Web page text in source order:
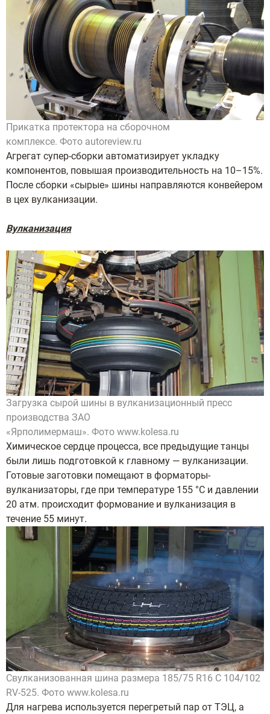
Прикатка протектора на сборочном
комплексе. Фото autoreview.ru
Агрегат супер-сборки автоматизирует укладку
компонентов, повышая производительность на 10–15%.
После сборки «сырые» шины направляются конвейером
в цех вулканизации.
Вулканизация
Загрузка сырой шины в вулканизационный пресс
производства ЗАО
«Ярполимермаш». Фото www.kolesa.ru
Химическое сердце процесса, все предыдущие танцы
были лишь подготовкой к главному — вулканизации.
Готовые заготовки помещают в форматоры-
вулканизаторы, где при температуре 155 °C и давлении
20 атм. происходит формование и вулканизация в
течение 55 минут.
Свулканизованная шина размера 185/75 R16 C 104/102
RV-525. Фото www.kolesa.ru
Для нагрева используется перегретый пар от ТЭЦ, а